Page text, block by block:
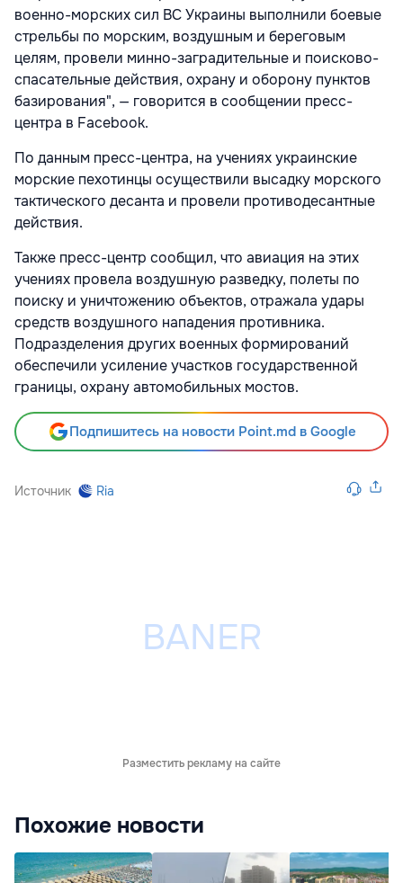
военно-морских сил ВС Украины выполнили боевые
стрельбы по морским, воздушным и береговым
целям, провели минно-заградительные и поисково-
спасательные действия, охрану и оборону пунктов
базирования", — говорится в сообщении пресс-
центра в Facebook.
По данным пресс-центра, на учениях украинские
морские пехотинцы осуществили высадку морского
тактического десанта и провели противодесантные
действия.
Также пресс-центр сообщил, что авиация на этих
учениях провела воздушную разведку, полеты по
поиску и уничтожению объектов, отражала удары
средств воздушного нападения противника.
Подразделения других военных формирований
обеспечили усиление участков государственной
границы, охрану автомобильных мостов.
Подпишитесь на новости Point.md в Google
Источник Ria
Разместить рекламу на сайте
Похожие новости